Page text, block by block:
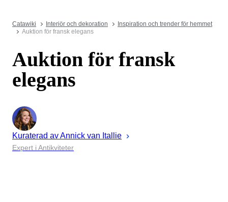
Catawiki Interiör och dekoration
Inspiration och trender för hemmet
Auktion för fransk elegans
Auktion för fransk
elegans
Kuraterad avAnnick van Itallie
Expert i Antikviteter